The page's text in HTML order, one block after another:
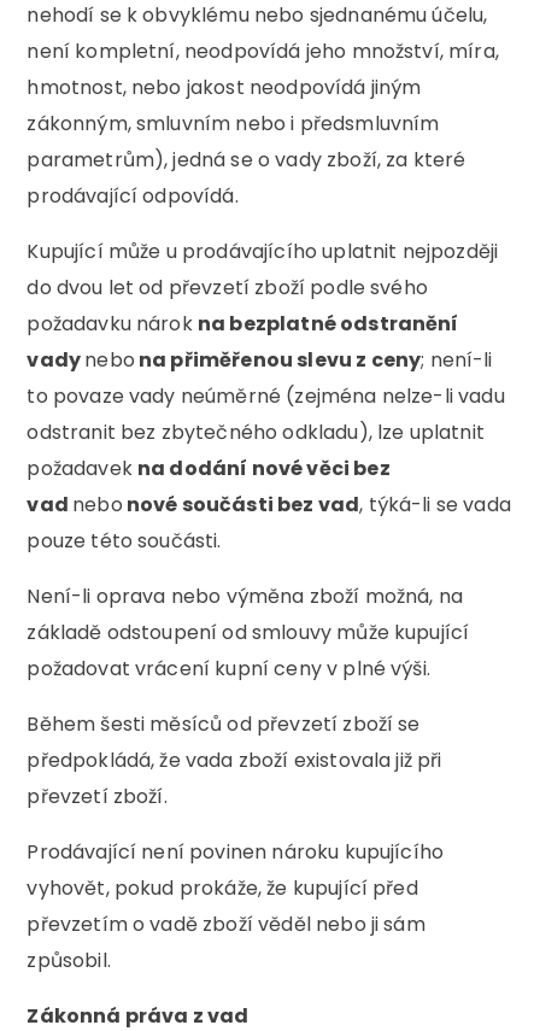
nehodí se k obvyklému nebo sjednanému účelu,
není kompletní, neodpovídá jeho množství, míra,
hmotnost, nebo jakost neodpovídá jiným
zákonným, smluvním nebo i předsmluvním
parametrům), jedná se o vady zboží, za které
prodávající odpovídá.
Kupující může u prodávajícího uplatnit nejpozději
do dvou let od převzetí zboží podle svého
požadavku nárok na bezplatné odstranění
vadynebo na přiměřenou slevu z ceny; není-li
to povaze vady neúměrné (zejména nelze-li vadu
odstranit bez zbytečného odkladu), lze uplatnit
požadavek na dodání nové věci bez
vad nebo nové součásti bez vad, týká-li se vada
pouze této součásti.
Není-li oprava nebo výměna zboží možná, na
základě odstoupení od smlouvy může kupující
požadovat vrácení kupní ceny v plné výši.
Během šesti měsíců od převzetí zboží se
předpokládá, že vada zboží existovala již při
převzetí zboží.
Prodávající není povinen nároku kupujícího
vyhovět, pokud prokáže, že kupující před
převzetím o vadě zboží věděl nebo ji sám
způsobil.
Zákonná práva z vad